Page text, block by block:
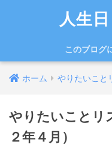
人生
このブログ
ホーム やりたいこと
やりたいことリ
２年４月）